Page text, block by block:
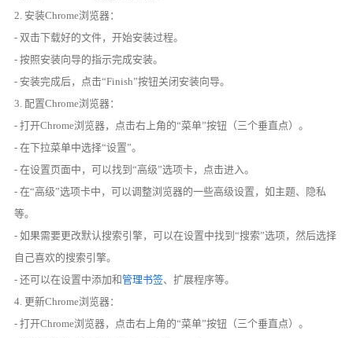
2. 安装Chrome浏览器：
- 双击下载好的文件，开始安装过程。
- 按照安装向导的指示完成安装。
- 安装完成后，点击“Finish”按钮关闭安装向导。
3. 配置Chrome浏览器：
- 打开Chrome浏览器，点击右上角的“菜单”按钮（三个垂直点）。
- 在下拉菜单中选择“设置”。
- 在设置页面中，可以找到“高级”选项卡，点击进入。
- 在“高级”选项卡中，可以调整浏览器的一些高级设置，如主题、隐私
等。
- 如果需要更改默认搜索引擎，可以在设置中找到“搜索”选项，然后选择
自己喜欢的搜索引擎。
- 还可以在设置中添加和管理书签、扩展程序等。
4. 更新Chrome浏览器：
- 打开Chrome浏览器，点击右上角的“菜单”按钮（三个垂直点）。